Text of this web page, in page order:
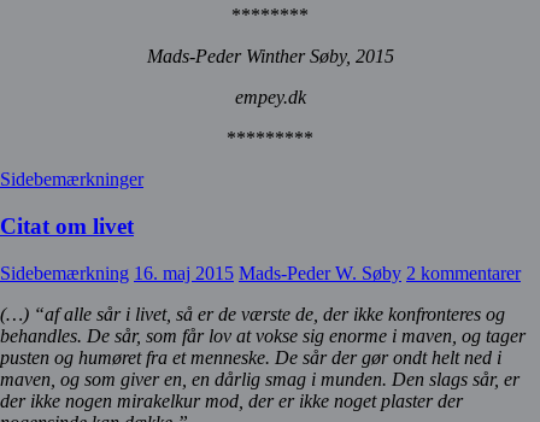
********
Mads-Peder Winther Søby, 2015
empey.dk
*********
Sidebemærkninger
Citat om livet
Sidebemærkning 16. maj 2015 Mads-Peder W. Søby 2 kommentarer
(…) “af alle sår i livet, så er de værste de, der ikke konfronteres og
behandles. De sår, som får lov at vokse sig enorme i maven, og tager
pusten og humøret fra et menneske. De sår der gør ondt helt ned i
maven, og som giver en, en dårlig smag i munden. Den slags sår, er
der ikke nogen mirakelkur mod, der er ikke noget plaster der